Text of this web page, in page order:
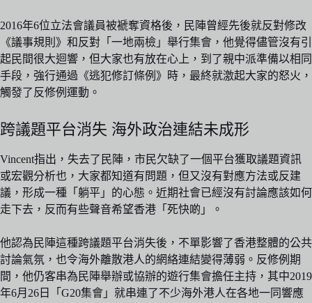
2016年6位立法會議員被褫奪資格後，民陣曾經先後就反對修改
《議事規則》和反對「一地兩檢」舉行集會，他覺得儘管沒有引
起民間很大迴響，但大家也有放在心上，到了親中派準備以相同
手段，強行通過《逃犯修訂條例》時，最終就激起大家的怒火，
觸發了反修例運動。
跨議題平台消失 海外政治連結未成形
Vincent指出，失去了民陣，市民欠缺了一個平台獲取議題資訊
或宏觀分析也，大家都知道有問題，但又沒有對應方法或反建
議，形成一種「躺平」的心態。近期社會已經沒有討論應該如何
走下去，反而有些聲音希望香港「死快啲」。
他認為民陣這種跨議題平台消失後，不單影響了香港整體的公共
討論氣氛，也令海外離散港人的網絡連結變得薄弱。反修例期
間，他仍客串為民陣舉辦或協辦的遊行集會擔任主持，其中2019
年6月26日「G20集會」就串連了不少海外港人在各地一同響應